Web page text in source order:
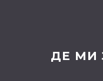
ДЕ МИ